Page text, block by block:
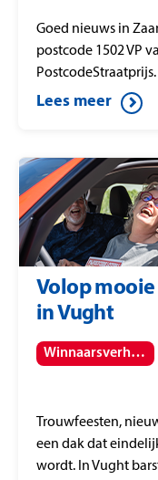
Goed nieuws in
postcode 1502 VP
winnen elk €
Lees meer
Volop
in Vught
Winnaarsverhalen
Trouwfeesten,
een dak dat
wordt. In Vught